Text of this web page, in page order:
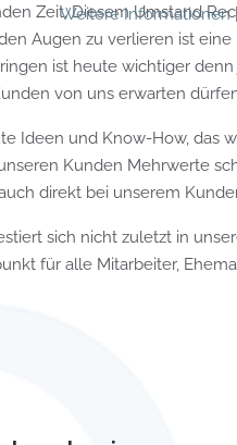
Zeit. Diesem Umstand
Augen zu verlieren ist
ist heute wichtiger
von uns erwarten
Ideen und Know-How, das
Kunden Mehrwerte
direkt bei unserem
sich nicht zuletzt in
für alle Mitarbeiter,
Weitere Informationen